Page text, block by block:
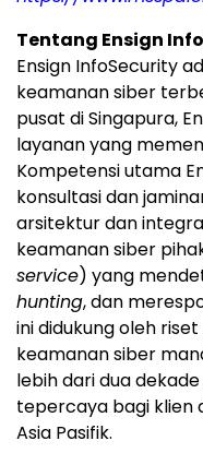
Tentang Ensign
Ensign InfoSecurity
keamanan siber
pusat di Singapura,
layanan yang
Kompetensi utama
konsultasi dan
arsitektur dan
keamanan siber
service) yang
hunting, dan
ini didukung oleh
keamanan siber
lebih dari dua
tepercaya bagi klien
Asia Pasifik.